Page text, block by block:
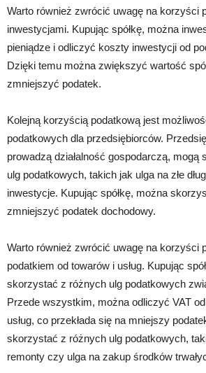
Warto również zwrócić uwagę na korzyści
inwestycjami. Kupując spółkę, można
pieniądze i odliczyć koszty inwestycji od
Dzięki temu można zwiększyć wartość
zmniejszyć podatek.
Kolejną korzyścią podatkową jest
podatkowych dla przedsiębiorców.
prowadzą działalność gospodarczą,
ulg podatkowych, takich jak ulga na złe
inwestycje. Kupując spółkę, można
zmniejszyć podatek dochodowy.
Warto również zwrócić uwagę na korzyści
podatkiem od towarów i usług. Kupując
skorzystać z różnych ulg podatkowych
Przede wszystkim, można odliczyć VAT
usług, co przekłada się na mniejszy
skorzystać z różnych ulg podatkowych,
remonty czy ulga na zakup środków